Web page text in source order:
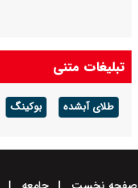
تبلیغات متنی
طلای آبشده بوکینگ